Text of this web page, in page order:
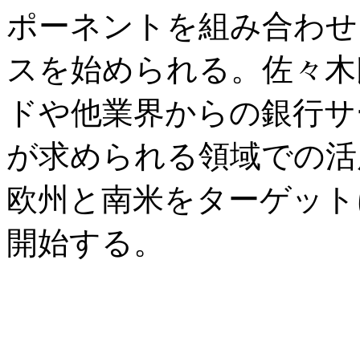
ポーネントを組み合わ
スを始められる。佐々
ドや他業界からの銀行
が求められる領域での
欧州と南米をターゲッ
開始する。